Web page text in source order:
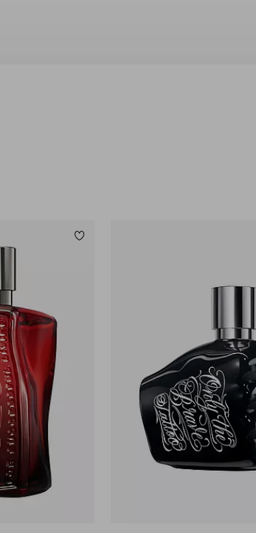
Lägg till i favoriter